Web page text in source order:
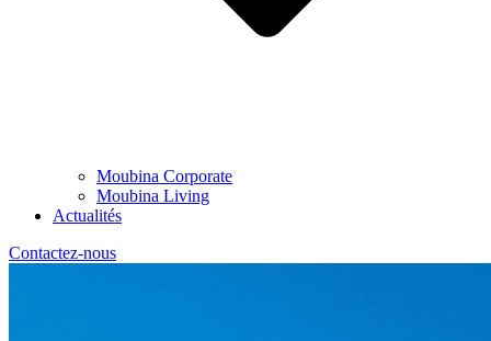
Moubina Corporate
Moubina Living
Actualités
Contactez-nous